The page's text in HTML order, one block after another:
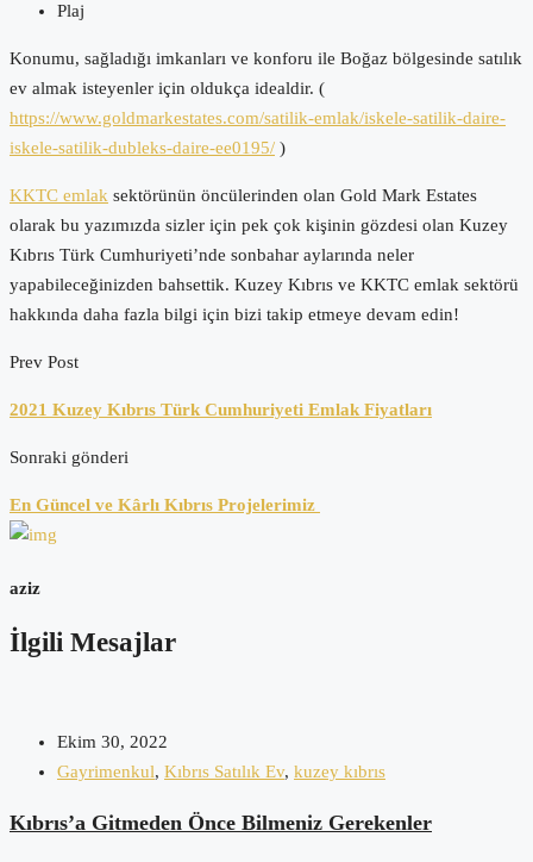
Plaj
Konumu, sağladığı imkanları ve konforu ile Boğaz bölgesinde satılık
ev almak isteyenler için oldukça idealdir. (
https://www.goldmarkestates.com/satilik-emlak/iskele-satilik-daire-
iskele-satilik-dubleks-daire-ee0195/ )
KKTC emlak sektörünün öncülerinden olan Gold Mark Estates
olarak bu yazımızda sizler için pek çok kişinin gözdesi olan Kuzey
Kıbrıs Türk Cumhuriyeti’nde sonbahar aylarında neler
yapabileceğinizden bahsettik. Kuzey Kıbrıs ve KKTC emlak sektörü
hakkında daha fazla bilgi için bizi takip etmeye devam edin!
Prev Post
2021 Kuzey Kıbrıs Türk Cumhuriyeti Emlak Fiyatları
Sonraki gönderi
En Güncel ve Kârlı Kıbrıs Projelerimiz
aziz
İlgili Mesajlar
Ekim 30, 2022
Gayrimenkul, Kıbrıs Satılık Ev, kuzey kıbrıs
Kıbrıs’a Gitmeden Önce Bilmeniz Gerekenler